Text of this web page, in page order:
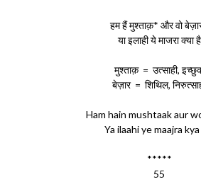
हम हैं मुश्ताक़* और वो
या इलाही ये माजरा क्या है
मुश्ताक़ = उत्साही,
बेज़ार = शिथिल,
Ham hain mushtaak aur
Ya ilaahi ye maajra
*****
55